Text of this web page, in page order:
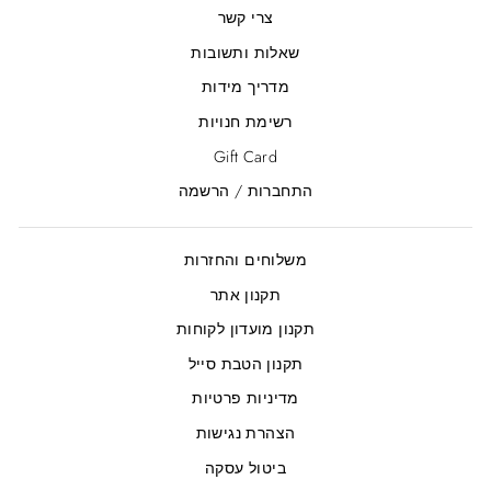
צרי קשר
שאלות ותשובות
מדריך מידות
רשימת חנויות
Gift Card
התחברות / הרשמה
משלוחים והחזרות
תקנון אתר
תקנון מועדון לקוחות
תקנון הטבת סייל
מדיניות פרטיות
הצהרת נגישות
ביטול עסקה